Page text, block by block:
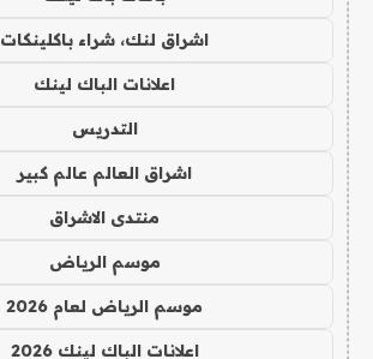
اشراق لنك، شراء باكلينكات
اعلانات الباك لينك
التدريس
اشراق العالم عالم كبير
منتدى الاشراق
موسم الرياض
موسم الرياض لعام 2026
اعلانات الباك لينك 2026